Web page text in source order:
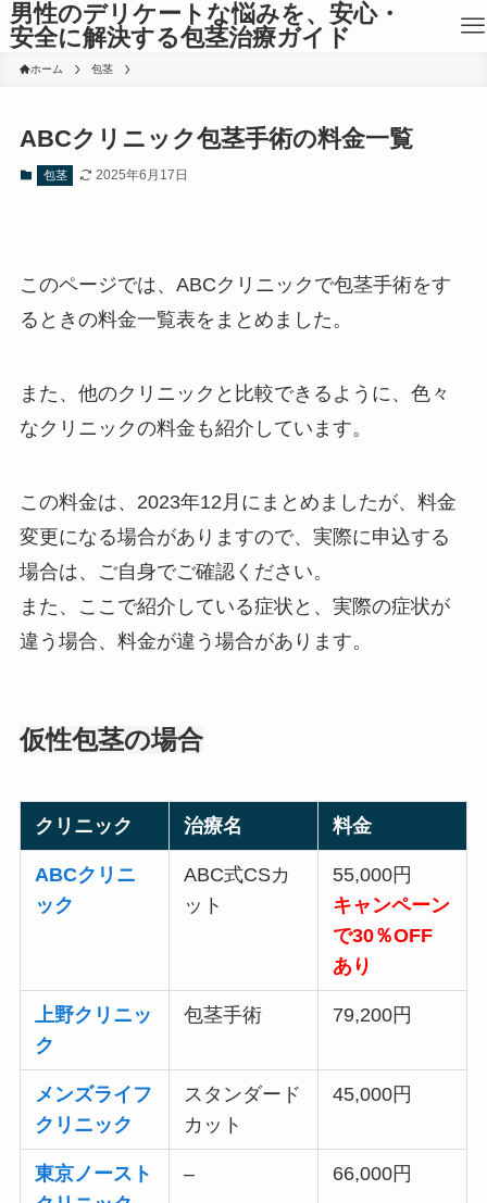
男性のデリケートな悩みを、安心・
安全に解決する包茎治療ガイド
ホーム 包茎
ABCクリニック包茎手術の料金一覧
包茎 2025年6月17日
このページでは、ABCクリニックで包茎手術をす
るときの料金一覧表をまとめました。
また、他のクリニックと比較できるように、色々
なクリニックの料金も紹介しています。
この料金は、2023年12月にまとめましたが、料金
変更になる場合がありますので、実際に申込する
場合は、ご自身でご確認ください。
また、ここで紹介している症状と、実際の症状が
違う場合、料金が違う場合があります。
仮性包茎の場合
クリニック 治療名 料金
ABCクリニ
ック
ABC式CSカ
ット
55,000円
キャンペーン
で30％OFF
あり
上野クリニッ
ク
包茎手術 79,200円
メンズライフ
クリニック
スタンダード
カット
45,000円
東京ノースト
– 66,000円